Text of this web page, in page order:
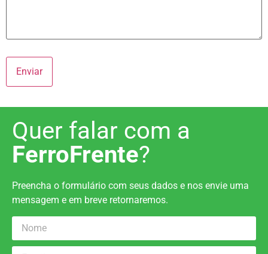
Quer falar com a
FerroFrente?
Preencha o formulário com seus dados e nos envie uma
mensagem e em breve retornaremos.